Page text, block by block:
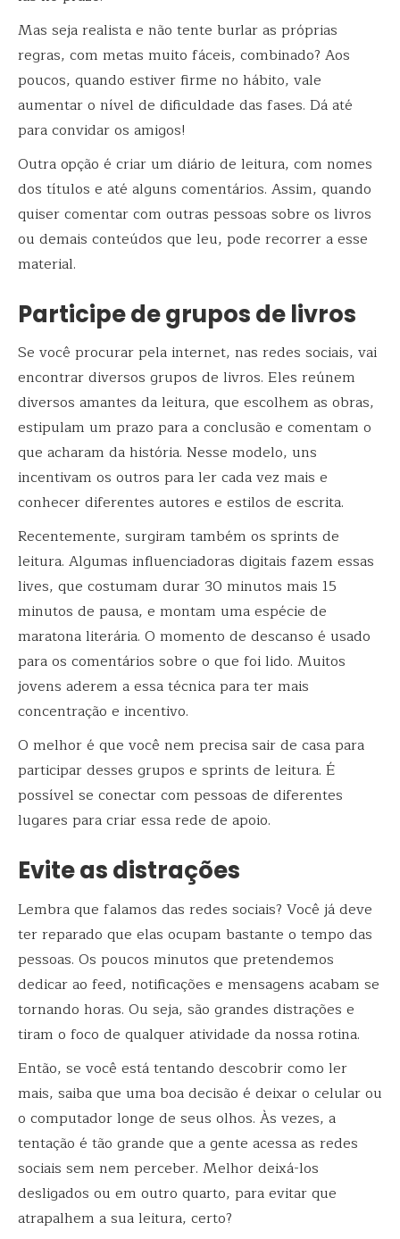
Mas seja realista e não tente burlar as próprias
regras, com metas muito fáceis, combinado? Aos
poucos, quando estiver firme no hábito, vale
aumentar o nível de dificuldade das fases. Dá até
para convidar os amigos!
Outra opção é criar um diário de leitura, com nomes
dos títulos e até alguns comentários. Assim, quando
quiser comentar com outras pessoas sobre os livros
ou demais conteúdos que leu, pode recorrer a esse
material.
Participe de grupos de livros
Se você procurar pela internet, nas redes sociais, vai
encontrar diversos grupos de livros. Eles reúnem
diversos amantes da leitura, que escolhem as obras,
estipulam um prazo para a conclusão e comentam o
que acharam da história. Nesse modelo, uns
incentivam os outros para ler cada vez mais e
conhecer diferentes autores e estilos de escrita.
Recentemente, surgiram também os sprints de
leitura. Algumas influenciadoras digitais fazem essas
lives, que costumam durar 30 minutos mais 15
minutos de pausa, e montam uma espécie de
maratona literária. O momento de descanso é usado
para os comentários sobre o que foi lido. Muitos
jovens aderem a essa técnica para ter mais
concentração e incentivo.
O melhor é que você nem precisa sair de casa para
participar desses grupos e sprints de leitura. É
possível se conectar com pessoas de diferentes
lugares para criar essa rede de apoio.
Evite as distrações
Lembra que falamos das redes sociais? Você já deve
ter reparado que elas ocupam bastante o tempo das
pessoas. Os poucos minutos que pretendemos
dedicar ao feed, notificações e mensagens acabam se
tornando horas. Ou seja, são grandes distrações e
tiram o foco de qualquer atividade da nossa rotina.
Então, se você está tentando descobrir como ler
mais, saiba que uma boa decisão é deixar o celular ou
o computador longe de seus olhos. Às vezes, a
tentação é tão grande que a gente acessa as redes
sociais sem nem perceber. Melhor deixá-los
desligados ou em outro quarto, para evitar que
atrapalhem a sua leitura, certo?